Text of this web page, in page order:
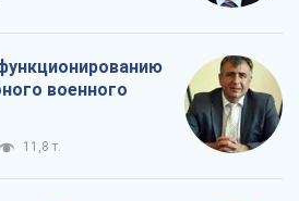
военного
11,8 т.